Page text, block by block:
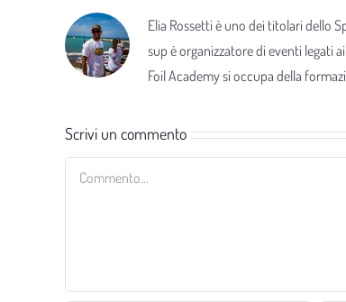
Elia Rossetti è uno dei titolari dello
sup è organizzatore di eventi legati
Foil Academy si occupa della
Scrivi un commento
Commento